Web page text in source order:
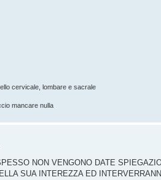
cervicale, lombare e sacrale
mancare nulla
NON VENGONO DATE
SUA INTEREZZA ED